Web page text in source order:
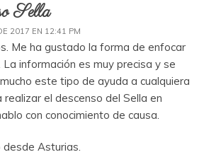
Sella
2017 EN 12:41 PM
Me ha gustado la forma de enfocar
información es muy precisa y se
este tipo de ayuda a cualquiera
realizar el descenso del Sella en
con conocimiento de causa.
desde Asturias.